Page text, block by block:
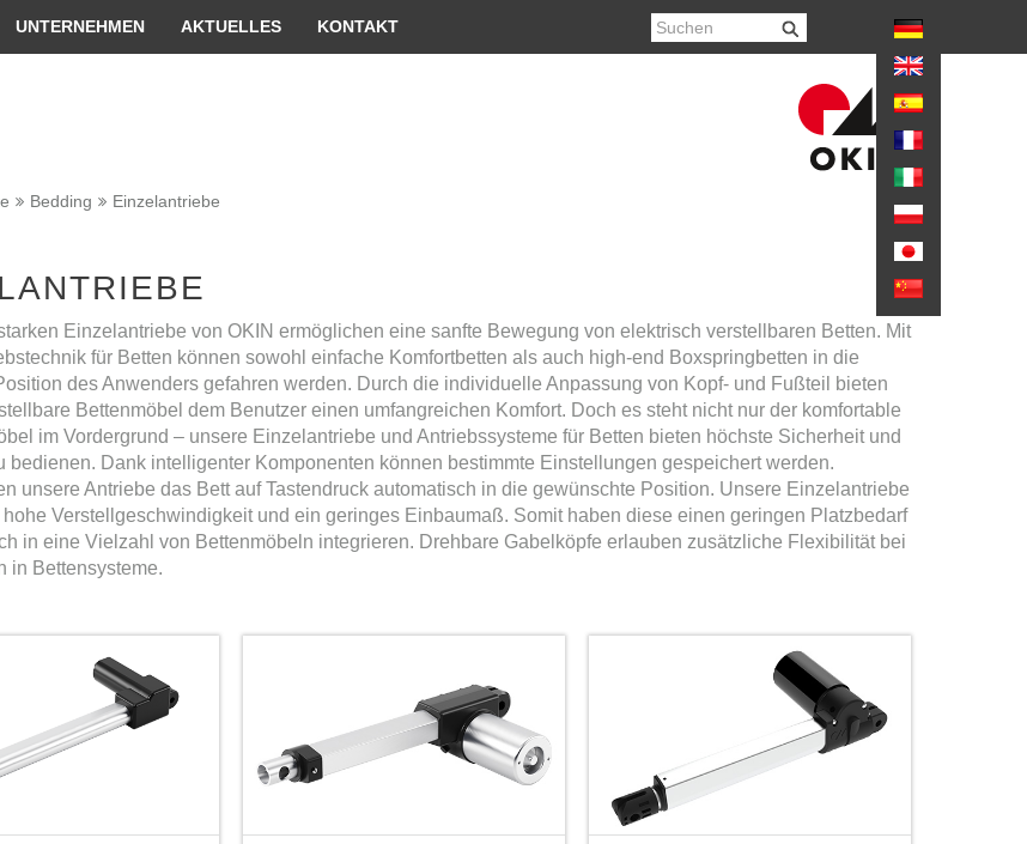
UNTERNEHMEN AKTUELLES KONTAKT
Bedding Einzelantriebe
Einzelantriebe von OKIN ermöglichen eine sanfte Bewegung von elektrisch verstellbaren Betten. Mit
für Betten können sowohl einfache Komfortbetten als auch high-end Boxspringbetten in die
des Anwenders gefahren werden. Durch die individuelle Anpassung von Kopf- und Fußteil bieten
Bettenmöbel dem Benutzer einen umfangreichen Komfort. Doch es steht nicht nur der komfortable
im Vordergrund – unsere Einzelantriebe und Antriebssysteme für Betten bieten höchste Sicherheit und
bedienen. Dank intelligenter Komponenten können bestimmte Einstellungen gespeichert werden.
unsere Antriebe das Bett auf Tastendruck automatisch in die gewünschte Position. Unsere Einzelantriebe
Verstellgeschwindigkeit und ein geringes Einbaumaß. Somit haben diese einen geringen Platzbedarf
in eine Vielzahl von Bettenmöbeln integrieren. Drehbare Gabelköpfe erlauben zusätzliche Flexibilität bei
in Bettensysteme.